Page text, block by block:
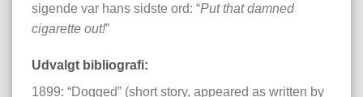
sigende var hans sidste ord: “Put that damned
cigarette out!”
Udvalgt bibliografi:
1899: “Dogged” (short story, appeared as written by